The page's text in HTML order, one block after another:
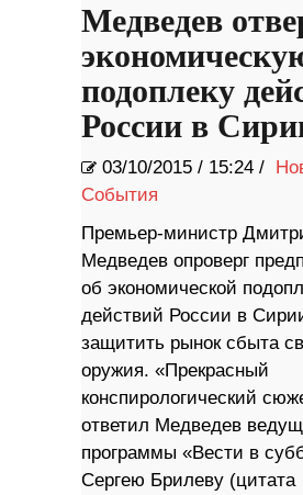
Медведев
подоплеку
России в
03/10/2015 / 15:24 /
События
Премьер-министр
Медведев опроверг
об экономической
действий России в
защитить рынок сбыта
оружия. «Прекрасный
конспирологический
ответил Медведев
программы «Вести в
Сергею Брилеву (цитата